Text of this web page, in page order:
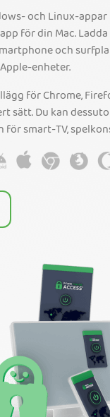
och Linux-
för din Mac.
och
enheter.
för Chrome,
sätt. Du kan
för smart-TV,